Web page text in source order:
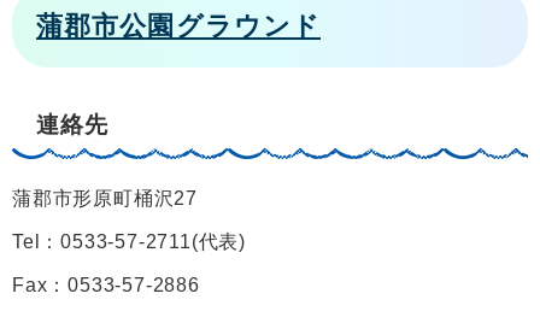
蒲郡市公園グラウンド
連絡先
蒲郡市形原町桶沢27
Tel：0533-57-2711 代表
Fax：0533-57-2886